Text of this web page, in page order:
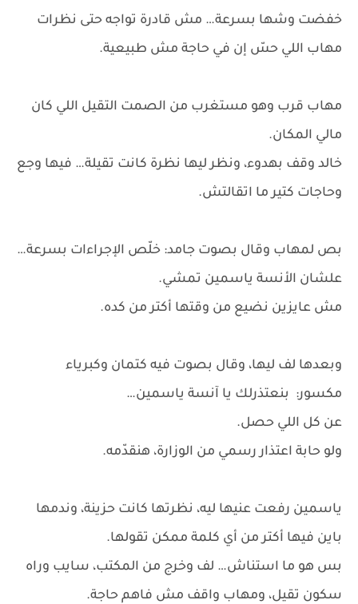
خفضت وشها بسرعة… مش قادرة تواجه حتى نظرات
مهاب اللي حسّ إن في حاجة مش طبيعية.
مهاب قرب وهو مستغرب من الصمت التقيل اللي كان
مالي المكان.
خالد وقف بهدوء، ونظر ليها نظرة كانت تقيلة… فيها وجع
وحاجات كتير ما اتقالتش.
بص لمهاب وقال بصوت جامد: خلّص الإجراءات بسرعة…
علشان الأنسة ياسمين تمشي.
مش عايزين نضيع من وقتها أكتر من كده.
وبعدها لف ليها، وقال بصوت فيه كتمان وكبرياء
مكسور: بنعتذرلك يا آنسة ياسمين…
عن كل اللي حصل.
ولو حابة اعتذار رسمي من الوزارة، هنقدّمه.
ياسمين رفعت عنيها ليه، نظرتها كانت حزينة، وندمها
باين فيها أكتر من أي كلمة ممكن تقولها.
بس هو ما استناش… لف وخرج من المكتب، سايب وراه
سكون تقيل، ومهاب واقف مش فاهم حاجة.